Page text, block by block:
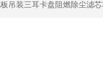
吊装三耳卡盘阻燃除尘滤